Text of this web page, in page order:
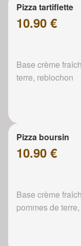
Pizza tartiflette
10.90 €
Base crème
terre, reblochon
Pizza boursin
10.90 €
Base crème
pommes de